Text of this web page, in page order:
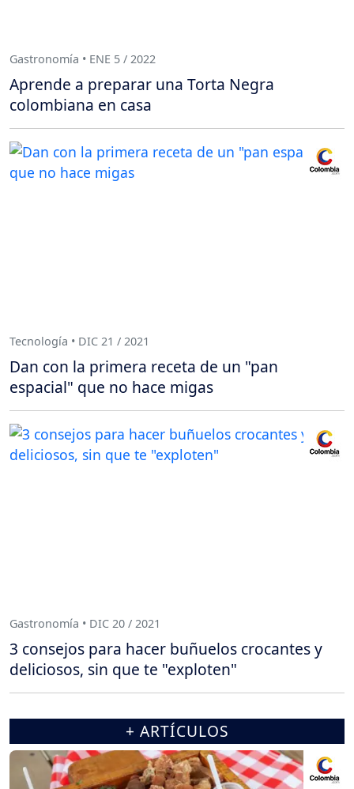
Gastronomía • ENE 5 / 2022
Aprende a preparar una Torta Negra
colombiana en casa
Tecnología • DIC 21 / 2021
Dan con la primera receta de un "pan
espacial" que no hace migas
Gastronomía • DIC 20 / 2021
3 consejos para hacer buñuelos crocantes y
deliciosos, sin que te "exploten"
+ ARTÍCULOS